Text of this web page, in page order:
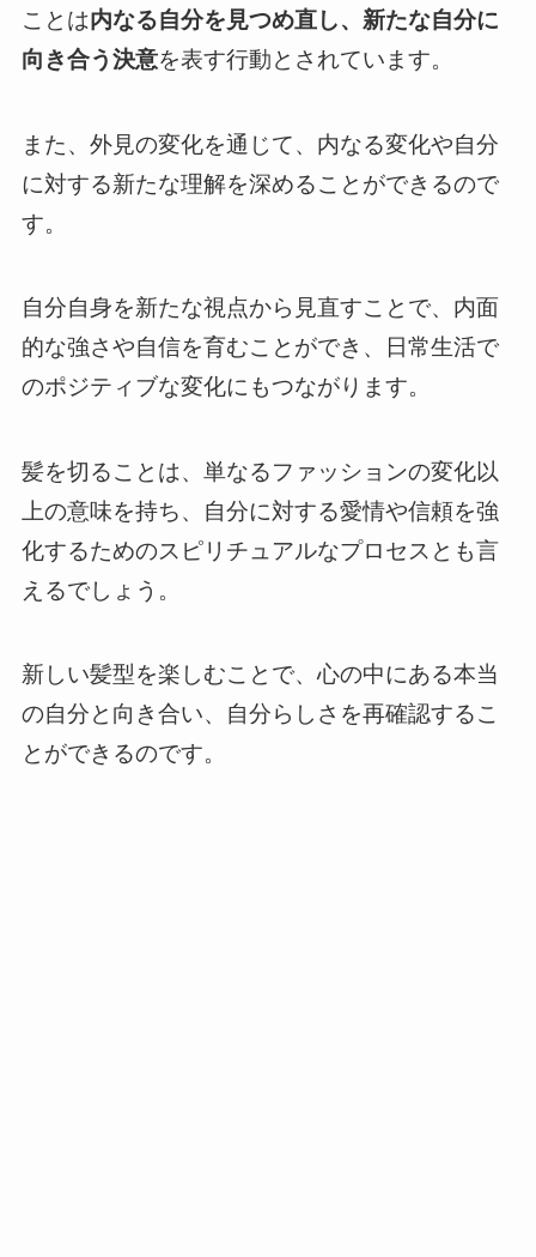
ことは内なる自分を見つめ直し、新たな自分に
向き合う決意を表す行動とされています。
また、外見の変化を通じて、内なる変化や自分
に対する新たな理解を深めることができるので
す。
自分自身を新たな視点から見直すことで、内面
的な強さや自信を育むことができ、日常生活で
のポジティブな変化にもつながります。
髪を切ることは、単なるファッションの変化以
上の意味を持ち、自分に対する愛情や信頼を強
化するためのスピリチュアルなプロセスとも言
えるでしょう。
新しい髪型を楽しむことで、心の中にある本当
の自分と向き合い、自分らしさを再確認するこ
とができるのです。